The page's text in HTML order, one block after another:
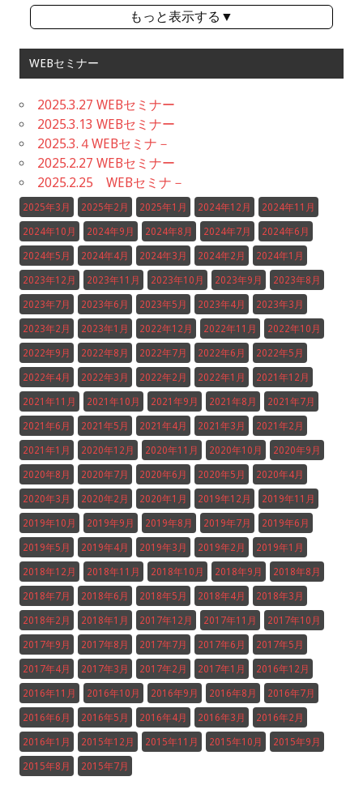
もっと表示する▼
WEBセミナー
2025.3.27 WEBセミナー
2025.3.13 WEBセミナー
2025.3.４WEBセミナ－
2025.2.27 WEBセミナー
2025.2.25 WEBセミナ－
2025年3月 2025年2月 2025年1月 2024年12月 2024年11月
2024年10月 2024年9月 2024年8月 2024年7月 2024年6月
2024年5月 2024年4月 2024年3月 2024年2月 2024年1月
2023年12月 2023年11月 2023年10月 2023年9月 2023年8月
2023年7月 2023年6月 2023年5月 2023年4月 2023年3月
2023年2月 2023年1月 2022年12月 2022年11月 2022年10月
2022年9月 2022年8月 2022年7月 2022年6月 2022年5月
2022年4月 2022年3月 2022年2月 2022年1月 2021年12月
2021年11月 2021年10月 2021年9月 2021年8月 2021年7月
2021年6月 2021年5月 2021年4月 2021年3月 2021年2月
2021年1月 2020年12月 2020年11月 2020年10月 2020年9月
2020年8月 2020年7月 2020年6月 2020年5月 2020年4月
2020年3月 2020年2月 2020年1月 2019年12月 2019年11月
2019年10月 2019年9月 2019年8月 2019年7月 2019年6月
2019年5月 2019年4月 2019年3月 2019年2月 2019年1月
2018年12月 2018年11月 2018年10月 2018年9月 2018年8月
2018年7月 2018年6月 2018年5月 2018年4月 2018年3月
2018年2月 2018年1月 2017年12月 2017年11月 2017年10月
2017年9月 2017年8月 2017年7月 2017年6月 2017年5月
2017年4月 2017年3月 2017年2月 2017年1月 2016年12月
2016年11月 2016年10月 2016年9月 2016年8月 2016年7月
2016年6月 2016年5月 2016年4月 2016年3月 2016年2月
2016年1月 2015年12月 2015年11月 2015年10月 2015年9月
2015年8月 2015年7月